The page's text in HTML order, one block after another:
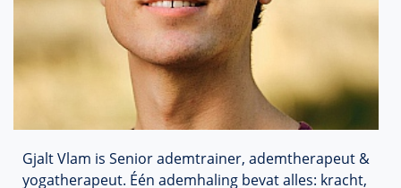
Gjalt Vlam is Senior ademtrainer, ademtherapeut &
yogatherapeut. Één ademhaling bevat alles: kracht,